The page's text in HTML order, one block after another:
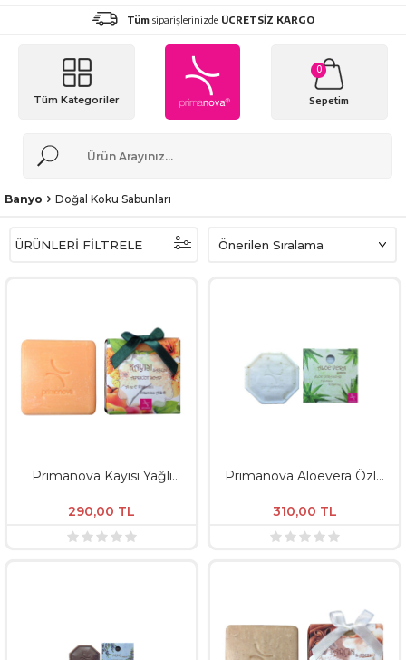
Tüm siparişlerinizde ÜCRETSİZ KARGO
Tüm Kategoriler
0
Sepetim
Banyo Doğal Koku Sabunları
ÜRÜNLERİ FİLTRELE
Primanova Kayısı Yağlı
290,00 TL
Prımanova Aloevera Özlü
310,00 TL